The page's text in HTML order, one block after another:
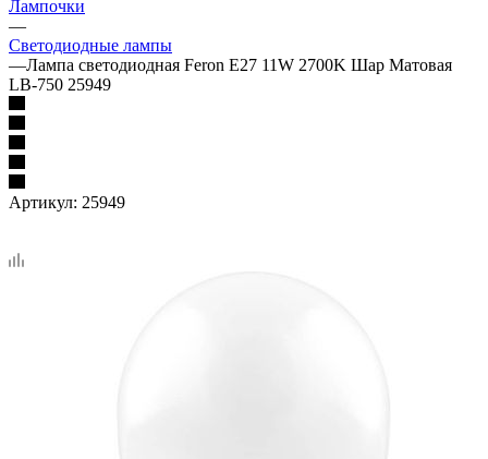
Лампочки
—
Светодиодные лампы
—Лампа светодиодная Feron E27 11W 2700K Шар Матовая
LB-750 25949
Артикул: 25949